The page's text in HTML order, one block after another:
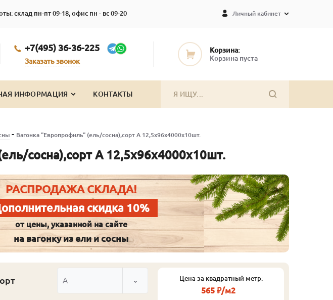
склад пн-пт 09-18, офис пн - вс 09-20 Личный кабинет
+7(495) 36-36-225
Заказать звонок
Корзина:
Корзина пуста
ИНФОРМАЦИЯ КОНТАКТЫ
- Вагонка "Европрофиль" (ель/сосна),сорт А 12,5х96х4000х10шт.
сосна),сорт А 12,5х96х4000х10шт.
РАСПРОДАЖА СКЛАДА!
скидка 10%
от цены, указанной на сайте
на вагонку из ели и сосны
А Цена за квадратный метр:
565 ₽/м2